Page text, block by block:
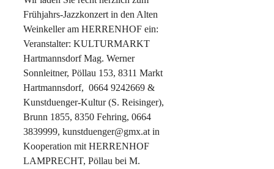
Frühjahrs-Jazzkonzert in den Alten
Weinkeller am HERRENHOF ein:
Veranstalter: KULTURMARKT
Hartmannsdorf Mag. Werner
Sonnleitner, Pöllau 153, 8311 Markt
Hartmannsdorf, 0664 9242669 &
Kunstduenger-Kultur (S. Reisinger),
Brunn 1855, 8350 Fehring, 0664
3839999, kunstduenger@gmx.at in
Kooperation mit HERRENHOF
LAMPRECHT, Pöllau bei M.